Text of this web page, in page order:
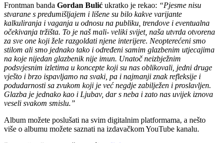
Frontman banda Gordan Bulić ukratko je rekao: “Pjesme nisu
stvarane s predumišljajem i lišene su bilo kakve varijante
kalkuliranja i vaganja u odnosu na publiku, trendove i eventualna
očekivanja tržišta. To je naš mali- veliki svijet, naša utvrda otvorena
za sve one koji žele razgoldati njene interijere. Neopterećeni smo
stilom ali smo jednako tako i određeni samim glazbenim utjecajima
na koje nijedan glazbenik nije imun. Unatoč neizbježnim
podsvjesnim izletima u koncepte koji su nas oblikovali, jedni druge
vješto i brzo ispavljamo na svaki, pa i najmanji znak refleksije i
podudarnosti sa zvukom koji je već negdje zabilježen i proslavljen.
Glazba je jednako kao i Ljubav, dar s neba i zato nas uvijek iznova
veseli svakom smislu.”
Album možete poslušati na svim digitalnim platformama, a nešto
više o albumu možete saznati na izdavačkom YouTube kanalu.